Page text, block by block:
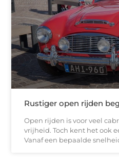
Rustiger open rijden
Open rijden is voor veel
vrijheid. Toch kent het ook
Vanaf een bepaalde